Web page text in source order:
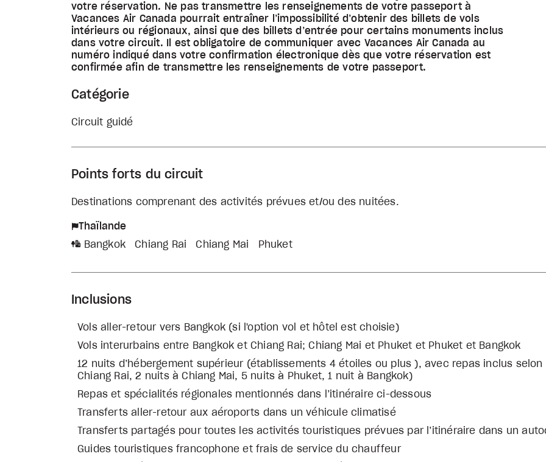
votre réservation. Ne pas transmettre les renseignements de votre passeport à
Vacances Air Canada pourrait entraîner l’impossibilité d’obtenir des billets de vols
intérieurs ou régionaux, ainsi que des billets d’entrée pour certains monuments inclus
dans votre circuit. Il est obligatoire de communiquer avec Vacances Air Canada au
numéro indiqué dans votre confirmation électronique dès que votre réservation est
confirmée afin de transmettre les renseignements de votre passeport.
Catégorie
Circuit guidé
Points forts du circuit
Destinations comprenant des activités prévues et/ou des nuitées.
Thaïlande
Bangkok
Chiang Rai Chiang Mai Phuket
Inclusions
Vols aller-retour vers Bangkok (si l'option vol et hôtel est choisie)
Vols interurbains entre Bangkok et Chiang Rai; Chiang Mai et Phuket et Phuket et Bangkok
12 nuits d’hébergement supérieur (établissements 4 étoiles ou plus ), avec repas inclus
Chiang Rai, 2 nuits à Chiang Mai, 5 nuits à Phuket, 1 nuit à Bangkok)
Repas et spécialités régionales mentionnés dans l’itinéraire ci-dessous
Transferts aller-retour aux aéroports dans un véhicule climatisé
Transferts partagés pour toutes les activités touristiques prévues par l’itinéraire dans un
Guides touristiques francophone et frais de service du chauffeur